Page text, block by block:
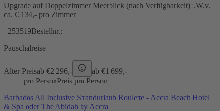
Upgrade auf Doppelzimmer Meerblick (nach Verfügbarkeit) i.W.v.
ca. € 134,- pro Zimmer
253519Bestellnr.:
Pauschalreise
Alter Preisab €2.296,- ab €1.699,-
pro PersonPreis pro Person
Barbados All Inclusive Strandurlaub Roulette - Accra Beach Hotel
& Spa oder The Abidah by Accra